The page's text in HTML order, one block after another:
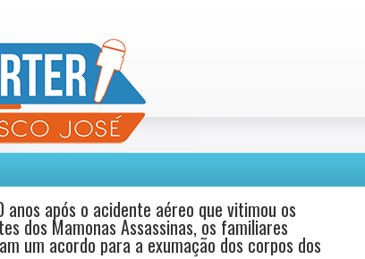
anos após o acidente aéreo que vitimou os
dos Mamonas Assassinas, os familiares
um acordo para a exumação dos corpos dos